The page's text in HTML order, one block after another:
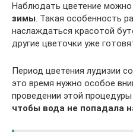
Наблюдать цветение можно
зимы. Такая особенность
наслаждаться красотой
другие цветочки уже
Период цветения лудизии
это время нужно особое
проведении этой
чтобы вода не попадала